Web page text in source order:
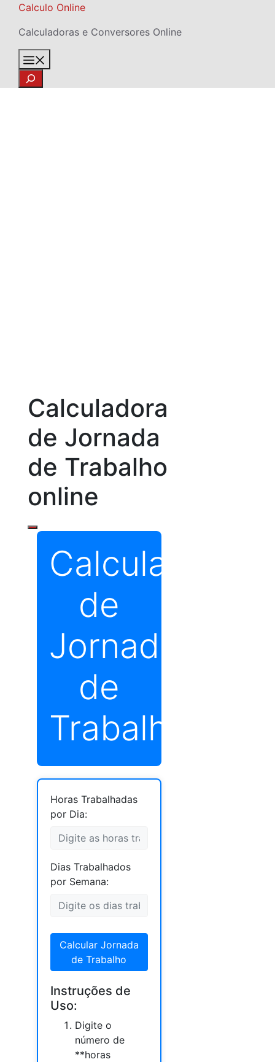
Skip
content
Calculo Online
Calculadoras e Conversores Online
Search
Calculadora
de Jornada
de Trabalho
online
Calculadora
de
Jornada
de
Trabalho
Horas Trabalhadas
por Dia:
Dias Trabalhados
por Semana:
Calcular Jornada
de Trabalho
Instruções de
Uso:
Digite o
número de
**horas